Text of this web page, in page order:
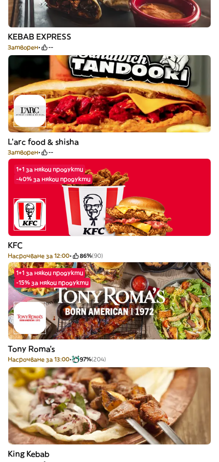
KEBAB EXPRESS
Затворен --
L'arc food & shisha
Затворен --
1+1 за някои продукти
-40% за някои продукти
KFC
Насрочване за 12:00 86%(90)
1+1 за някои продукти
-15% за някои продукти
Tony Roma's
Насрочване за 13:00 97%(204)
King Kebab